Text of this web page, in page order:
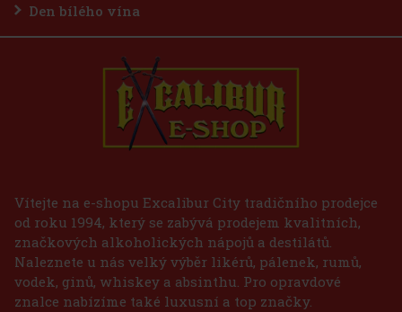
Den bílého vína
Vítejte na e-shopu Excalibur City tradičního prodejce
od roku 1994, který se zabývá prodejem kvalitních,
značkových alkoholických nápojů a destilátů.
Naleznete u nás velký výběr likérů, pálenek, rumů,
vodek, ginů, whiskey a absinthu. Pro opravdové
znalce nabízíme také luxusní a top značky.